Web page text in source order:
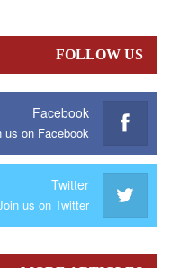
FOLLOW US
Facebook
us on Facebook
Twitter
us on Twitter